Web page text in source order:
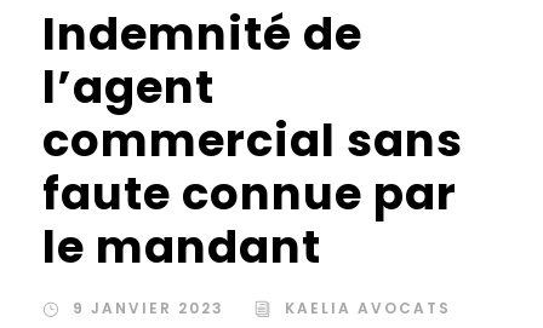
Indemnité de
l’agent
commercial sans
faute connue par
le mandant
9 JANVIER 2023
KAELIA AVOCATS